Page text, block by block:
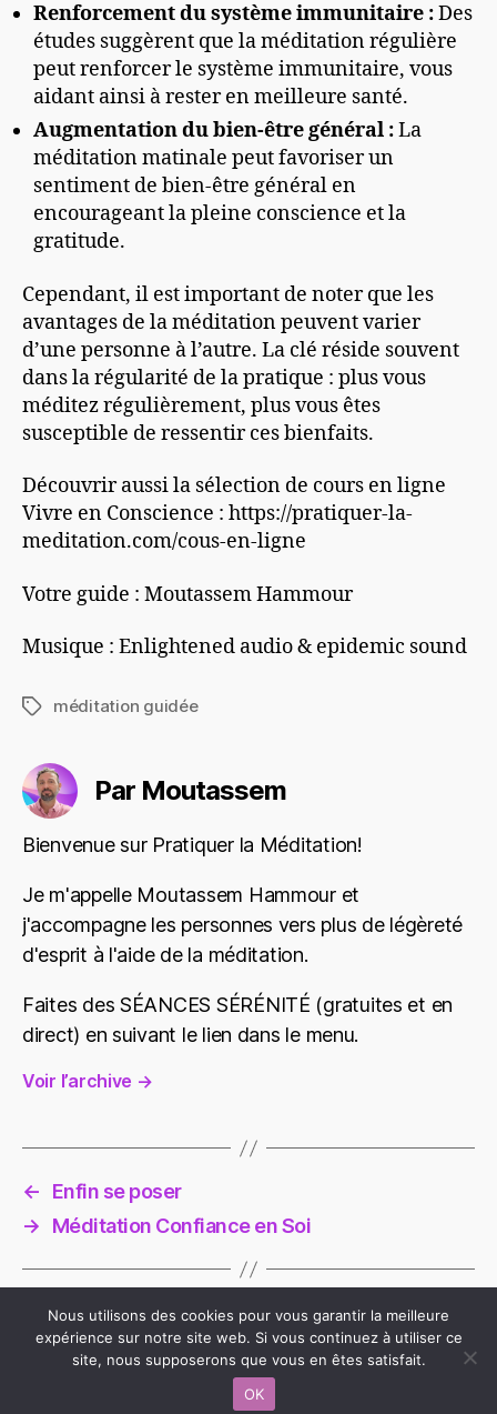
Renforcement du système immunitaire :Des
études suggèrent que la méditation régulière
peut renforcer le système immunitaire, vous
aidant ainsi à rester en meilleure santé.
Augmentation du bien-être général :La
méditation matinale peut favoriser un
sentiment de bien-être général en
encourageant la pleine conscience et la
gratitude.
Cependant, il est important de noter que les
avantages de la méditation peuvent varier
d’une personne à l’autre. La clé réside souvent
dans la régularité de la pratique : plus vous
méditez régulièrement, plus vous êtes
susceptible de ressentir ces bienfaits.
Découvrir aussi la sélection de cours en ligne
Vivre en Conscience : https://pratiquer-la-
meditation.com/cous-en-ligne
Votre guide : Moutassem Hammour
Musique : Enlightened audio & epidemic sound
Étiquettes
méditation guidée
Par Moutassem
Bienvenue sur Pratiquer la Méditation!
Je m'appelle Moutassem Hammour et
j'accompagne les personnes vers plus de légèreté
d'esprit à l'aide de la méditation.
Faites des SÉANCES SÉRÉNITÉ (gratuites et en
direct) en suivant le lien dans le menu.
Voir l’archive →
←
Enfin se poser
→
Méditation Confiance en Soi
Pratiquer la Méditation
Nous utilisons des cookies pour vous garantir la meilleure
expérience sur notre site web. Si vous continuez à utiliser ce
site, nous supposerons que vous en êtes satisfait.
OK